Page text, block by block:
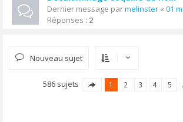
Dernier message parmelinster « 01
Réponses : 2
Nouveau sujet
586 sujets 1 2 3 4 5